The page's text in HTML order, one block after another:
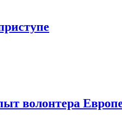
волонтера